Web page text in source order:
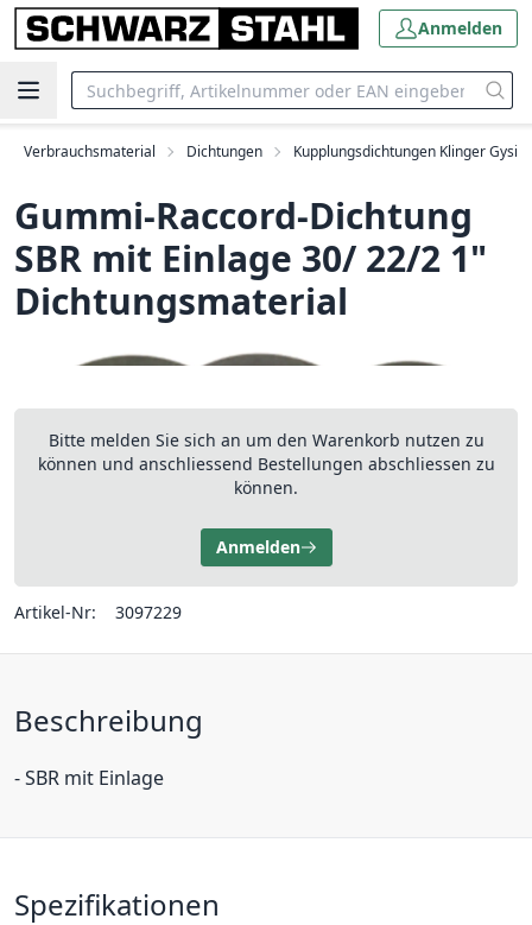
Anmelden
Verbrauchsmaterial Dichtungen Kupplungsdichtungen Klinger Gysi
Gummi-Raccord-Dichtung
SBR mit Einlage 30/ 22/2 1"
Dichtungsmaterial
Bitte melden Sie sich an um den Warenkorb nutzen zu
können und anschliessend Bestellungen abschliessen zu
können.
Anmelden
Artikel-Nr: 3097229
Beschreibung
- SBR mit Einlage
Spezifikationen